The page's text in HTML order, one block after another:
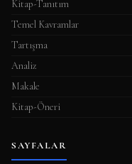
Kitap-Tanıtım
Temel Kavramlar
Tartışma
Analiz
Makale
Kitap-Öneri
SAYFALAR